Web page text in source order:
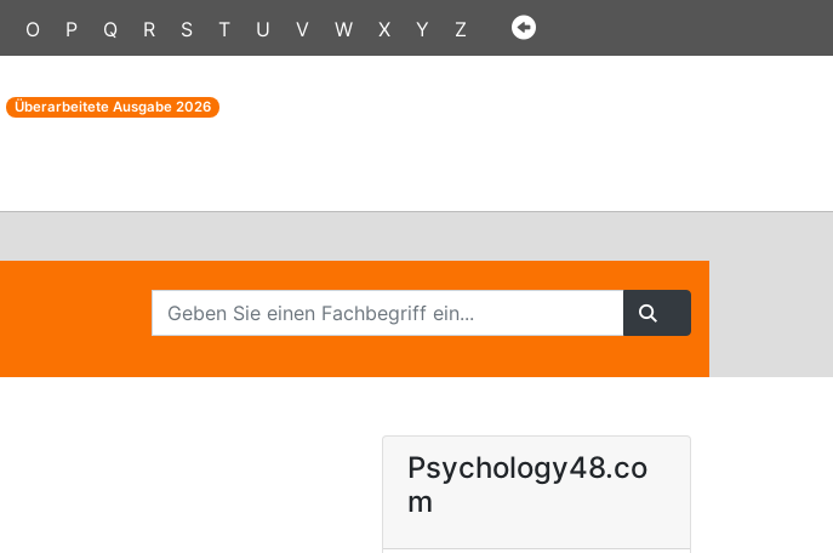
O P Q R S T U V W X Y Z
Überarbeitete Ausgabe 2026
Psychology48.co
m